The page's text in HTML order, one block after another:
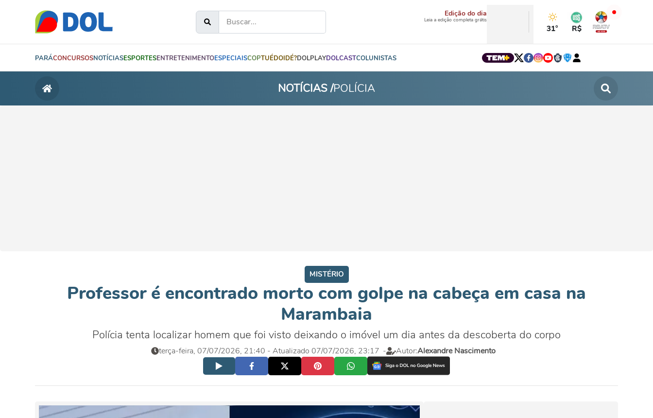
Edição do dia
Leia a edição completa grátis
31° R$
PARÁCONCURSOSNOTÍCIASESPORTESENTRETENIMENTOESPECIAISCOPTUÉDOIDÉ?DOLPLAYDOLCASTCOLUNISTAS
NOTÍCIAS /POLÍCIA
MISTÉRIO
Professor é encontrado morto com golpe na cabeça em casa na
Marambaia
Polícia tenta localizar homem que foi visto deixando o imóvel um dia antes da descoberta do corpo
terça-feira, 07/07/2026, 21:40 - Atualizado 07/07/2026, 23:17 - Autor:Alexandre Nascimento